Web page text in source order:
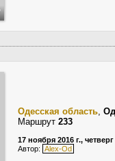
Одесская область,
Маршрут 233
17 ноября 2016 г., четверг
Автор: Alex-Od